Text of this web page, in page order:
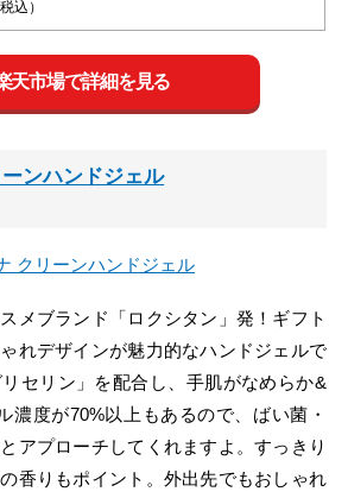
込）
天市場で詳細を見る
ンハンドジェル
メブランド「ロクシタン」発！ギフト
れデザインが魅力的なハンドジェルで
セリン」を配合し、手肌がなめらか&
濃度が70%以上もあるので、ばい菌・
アプローチしてくれますよ。すっきり
香りもポイント。外出先でもおしゃれ